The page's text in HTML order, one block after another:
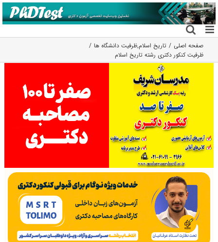
رفتن
به
محتوا
صفحه اصلی تاریخ اسلام,ظرفیت دانشگاه ها
ظرفیت کنکور دکتری رشته ﺗﺎرﻳﺦ اﺳﻼم